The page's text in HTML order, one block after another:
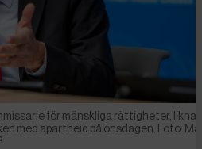
för mänskliga rättigheter,
med apartheid på onsdagen. Foto: